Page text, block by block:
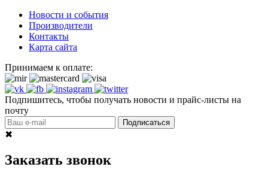
Новости и события
Производители
Контакты
Карта сайта
Принимаем к оплате:
Подпишитесь, чтобы получать новости и прайс-листы на
почту
Подписаться
✖
Заказать звонок